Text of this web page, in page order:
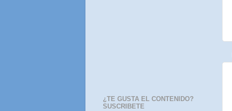
¿TE GUSTA EL CONTENIDO?
SUSCRIBETE